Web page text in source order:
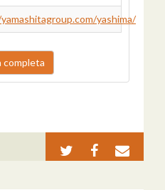
yashima/
completa